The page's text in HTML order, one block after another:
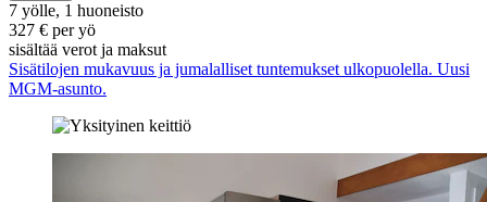
7 yölle, 1 huoneisto
327 € per yö
sisältää verot ja maksut
Sisätilojen mukavuus ja jumalalliset tuntemukset ulkopuolella. Uusi
MGM-asunto.